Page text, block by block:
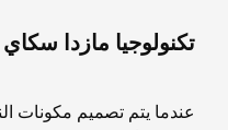
تكنولوجيا مازدا
عندما يتم تصميم مكونات